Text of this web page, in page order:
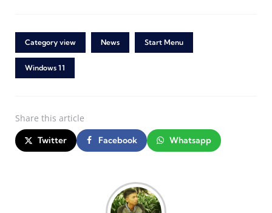
Category view News Start Menu
Windows 11
Share this article
Twitter Facebook Whatsapp